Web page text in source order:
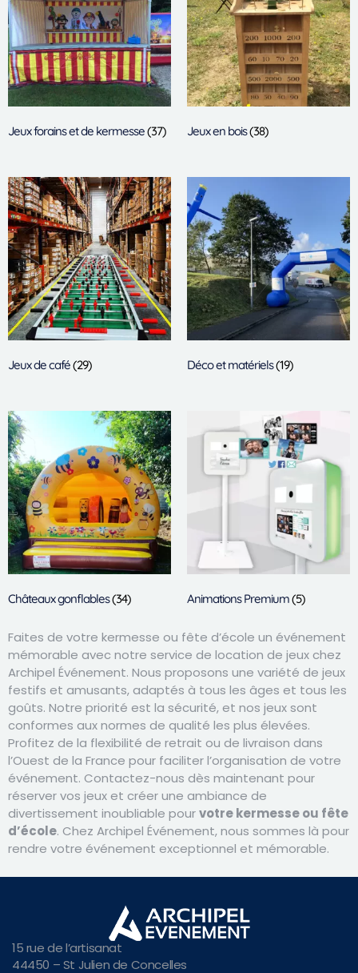
Jeux forains et de kermesse(37) Jeux en bois(38)
Jeux de café(29) Déco et matériels(19)
Châteaux gonflables(34) Animations Premium(5)
Faites de votre kermesse ou fête d’école un événement
mémorable avec notre service de location de jeux chez
Archipel Événement. Nous proposons une variété de jeux
festifs et amusants, adaptés à tous les âges et tous les
goûts. Notre priorité est la sécurité, et nos jeux sont
conformes aux normes de qualité les plus élevées.
Profitez de la flexibilité de retrait ou de livraison dans
l’Ouest de la France pour faciliter l’organisation de votre
événement. Contactez-nous dès maintenant pour
réserver vos jeux et créer une ambiance de
divertissement inoubliable pourvotre kermesse ou fête
d’école. Chez Archipel Événement, nous sommes là pour
rendre votre événement exceptionnel et mémorable.
15 rue de l’artisanat
44450 – St Julien de Concelles